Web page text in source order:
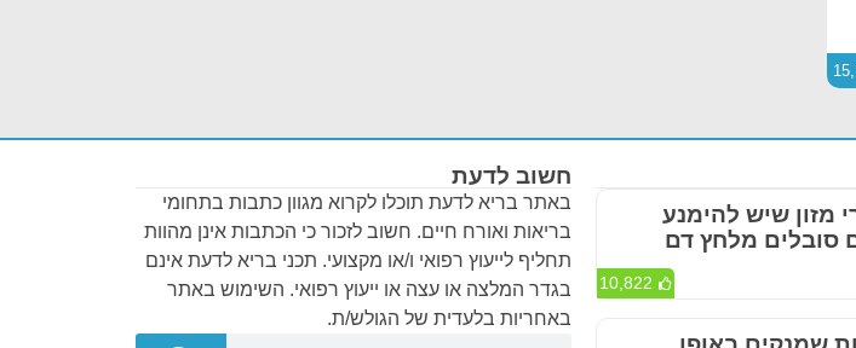
חשוב לדעת
באתר בריא לדעת תוכלו לקרוא מגוון כתבות בתחומי
בריאות ואורח חיים. חשוב לזכור כי הכתבות אינן מהוות
תחליף לייעוץ רפואי ו/או מקצועי. תכני בריא לדעת אינם
בגדר המלצה או עצה או ייעוץ רפואי. השימוש באתר
באחריות בלעדית של הגולש/ת.
מזון שיש להימנע
סובלים מלחץ דם
10,822